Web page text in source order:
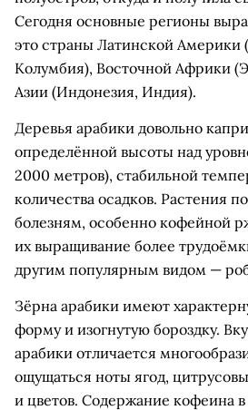
Сегодня основные регионы
это страны Латинской Америки
Колумбия), Восточной Африки
Азии (Индонезия, Индия).
Деревья арабики довольно
определённой высоты над
2000 метров), стабильной
количества осадков. Растения
болезням, особенно кофейной
их выращивание более
другим популярным видом —
Зёрна арабики имеют
форму и изогнутую бороздку.
арабики отличается
ощущаться ноты ягод,
и цветов. Содержание кофеина